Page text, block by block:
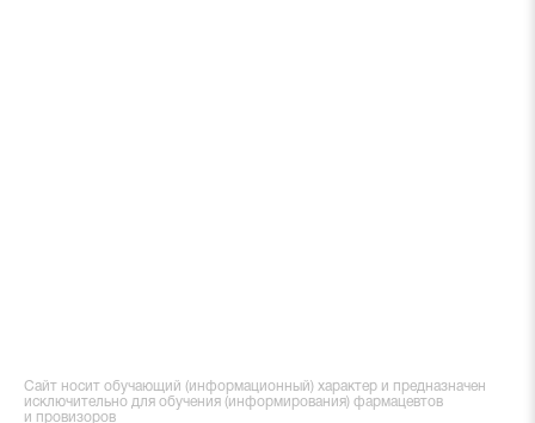
Сайт носит обучающий (информационный) характер и предназначен
исключительно для обучения (информирования) фармацевтов
и провизоров